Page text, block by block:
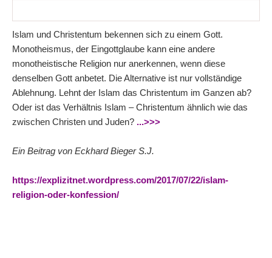
Islam und Christentum bekennen sich zu einem Gott.
Monotheismus, der Eingottglaube kann eine andere
monotheistische Religion nur anerkennen, wenn diese
denselben Gott anbetet. Die Alternative ist nur vollständige
Ablehnung. Lehnt der Islam das Christentum im Ganzen ab?
Oder ist das Verhältnis Islam – Christentum ähnlich wie das
zwischen Christen und Juden? ...>>>
Ein Beitrag von Eckhard Bieger S.J.
https://explizitnet.wordpress.com/2017/07/22/islam-
religion-oder-konfession/